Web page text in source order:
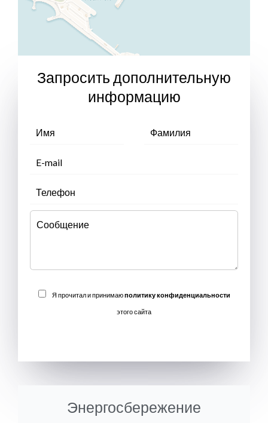
Запросить дополнительную
информацию
Я прочитал и принимаюполитику конфиденциальности
этого сайта
Энергосбережение